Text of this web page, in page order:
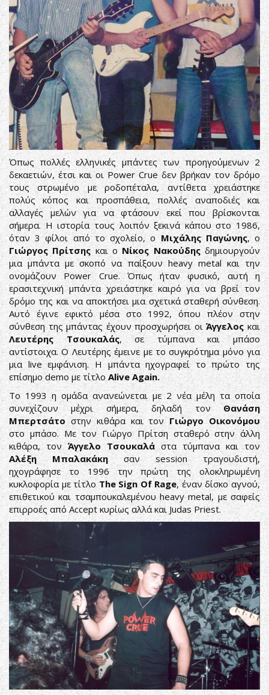
Όπως πολλές ελληνικές μπάντες των προηγούμενων 2
δεκαετιών, έτσι και οι Power Crue δεν βρήκαν τον δρόμο
τους στρωμένο με ροδοπέταλα, αντίθετα χρειάστηκε
πολύς κόπος και προσπάθεια, πολλές αναποδιές και
αλλαγές μελών για να φτάσουν εκεί που βρίσκονται
σήμερα. Η ιστορία τους λοιπόν ξεκινά κάπου στο 1986,
όταν 3 φίλοι από το σχολείο, ο Μιχάλης Παγώνης, ο
Γιώργος Πρίτσης και ο Νίκος Νακούδηςδημιουργούν
μια μπάντα με σκοπό να παίξουν heavy metal και την
ονομάζουν Power Crue. Όπως ήταν φυσικό, αυτή η
ερασιτεχνική μπάντα χρειάστηκε καιρό για να βρεί τον
δρόμο της και να αποκτήσει μια σχετικά σταθερή σύνθεση.
Αυτό έγινε εφικτό μέσα στο 1992, όπου πλέον στην
σύνθεση της μπάντας έχουν προσχωρήσει οιΆγγελοςκαι
Λευτέρης Τσουκαλάς, σε τύμπανα και μπάσο
αντίστοιχα. O Λευτέρης έμεινε με το συγκρότημα μόνο για
μια live εμφάνιση. Η μπάντα ηχογραφεί το πρώτο της
επίσημο demo με τίτλο Alive Again.
Το 1993 η ομάδα ανανεώνεται με 2 νέα μέλη τα οποία
συνεχίζουν μέχρι σήμερα, δηλαδή τονΘανάση
Μπερτσάτο στην κιθάρα και τονΓιώργο Οικονόμου
στο μπάσο. Με τον Γιώργο Πρίτση σταθερό στην άλλη
κιθάρα, τονΆγγελο Τσουκαλάστα τύμπανα και τον
Αλέξη Μπαλακάκη σαν session τραγουδιστή,
ηχογράφησε το 1996 την πρώτη της ολοκληρωμένη
κυκλοφορία με τίτλοThe Sign Of Rage, έναν δίσκο αγνού,
επιθετικού και τσαμπουκαλεμένου heavy metal, με σαφείς
επιρροές από Accept κυρίως αλλά και Judas Priest.